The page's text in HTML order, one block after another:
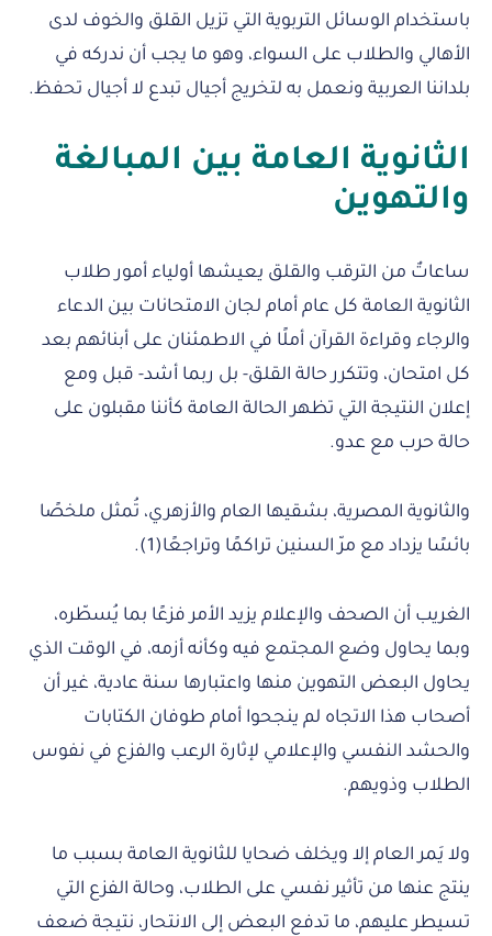
باستخدام الوسائل التربوية التي تزيل القلق والخوف لدى
الأهالي والطلاب على السواء، وهو ما يجب أن ندركه في
بلداننا العربية ونعمل به لتخريج أجيال تبدع لا أجيال تحفظ.
الثانوية العامة بين المبالغة
والتهوين
ساعاتٌ من الترقب والقلق يعيشها أولياء أمور طلاب
الثانوية العامة كل عام أمام لجان الامتحانات بين الدعاء
والرجاء وقراءة القرآن أملًا في الاطمئنان على أبنائهم بعد
كل امتحان، وتتكرر حالة القلق- بل ربما أشد- قبل ومع
إعلان النتيجة التي تظهر الحالة العامة كأننا مقبلون على
حالة حرب مع عدو.
والثانوية المصرية، بشقيها العام والأزهري، تُمثل ملخصًا
بائسًا يزداد مع مرّ السنين تراكمًا وتراجعًا(1).
الغريب أن الصحف والإعلام يزيد الأمر فزعًا بما يُسطّره،
وبما يحاول وضع المجتمع فيه وكأنه أزمه، في الوقت الذي
يحاول البعض التهوين منها واعتبارها سنة عادية، غير أن
أصحاب هذا الاتجاه لم ينجحوا أمام طوفان الكتابات
والحشد النفسي والإعلامي لإثارة الرعب والفزع في نفوس
الطلاب وذويهم.
ولا يَمر العام إلا ويخلف ضحايا للثانوية العامة بسبب ما
ينتج عنها من تأثير نفسي على الطلاب، وحالة الفزع التي
تسيطر عليهم، ما تدفع البعض إلى الانتحار، نتيجة ضعف